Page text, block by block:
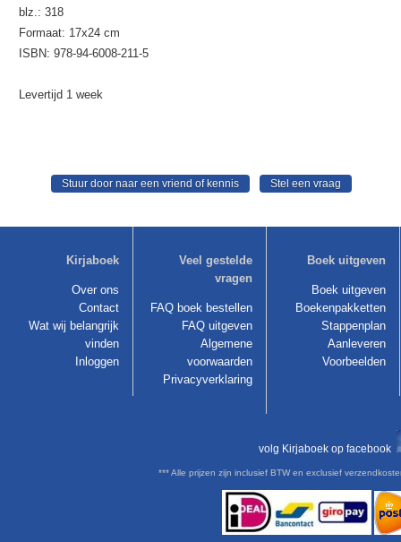
blz.: 318
Formaat: 17x24 cm
ISBN: 978-94-6008-211-5
Levertijd 1 week
Kirjaboek
Over ons
Contact
Wat wij belangrijk
vinden
Inloggen
Veel gestelde
vragen
FAQ boek bestellen
FAQ uitgeven
Algemene
voorwaarden
Privacyverklaring
Boek uitgeven
Boek uitgeven
Boekenpakketten
Stappenplan
Aanleveren
Voorbeelden
volg Kirjaboek op facebook
*** Alle prijzen zijn inclusief BTW en exclusief